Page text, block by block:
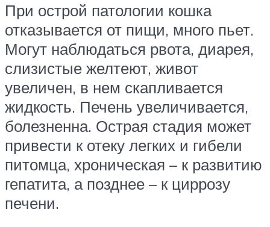
При острой патологии кошка
отказывается от пищи, много пьет.
Могут наблюдаться рвота, диарея,
слизистые желтеют, живот
увеличен, в нем скапливается
жидкость. Печень увеличивается,
болезненна. Острая стадия может
привести к отеку легких и гибели
питомца, хроническая – к развитию
гепатита, а позднее – к циррозу
печени.